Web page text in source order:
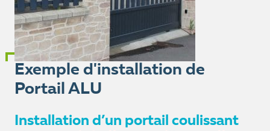
Exemple d'installation de
Portail ALU
Installation d’un portail coulissant